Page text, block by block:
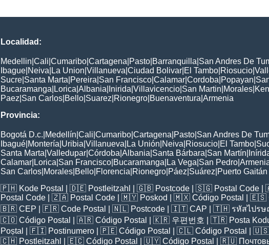
Localidad:
Medellin Cali Cumaribo Cartagena Pasto Barranquilla San Andres De
Ibague Neiva La Union Villanueva Ciudad Bolivar El Tambo Riosucio
Sucre Santa Marta Pereira San Francisco Calamar Cordoba Popayan
Bucaramanga Lorica Albania Inirida Villavicencio San Martin Morales
Paez San Carlos Bello Suarez Rionegro Buenaventura Armenia
Provincia:
Bogotá D.c. Medellín Cali Cumaribo Cartagena Pasto San Andres De
Ibagué Montería Uribia Villanueva La Unión Neiva Riosucio El Tambo
Santa Marta Valledupar Córdoba Albania Santa Bárbara San Martín
Calamar Lorica San Francisco Bucaramanga La Vega San Pedro
San Carlos Morales Bello Florencia Rionegro Páez Suárez Puerto Gaitán
🇵🇭 Kode Postal | 🇩🇪 Postleitzahl | 🇬🇧 Postcode | 🇸🇬 Postal Code |
Postal Code | 🇿🇦 Postal Code | 🇲🇾 Poskod | 🇲🇽 Código Postal | 🇪🇸
🇧🇷 CEP | 🇫🇷 Code Postal | 🇳🇱 Postcode | 🇮🇹 CAP | 🇹🇭 รหัสไปร
🇨🇴 Código Postal | 🇦🇷 Código Postal | 🇰🇷 우편번호 | 🇹🇷 Posta
Poștal
| 🇫🇮 Postinumero | 🇵🇪 Código Postal | 🇨🇱 Código Postal
|
🇨🇭 Postleitzahl | 🇪🇨 Código Postal | 🇺🇾 Código Postal | 🇷🇺